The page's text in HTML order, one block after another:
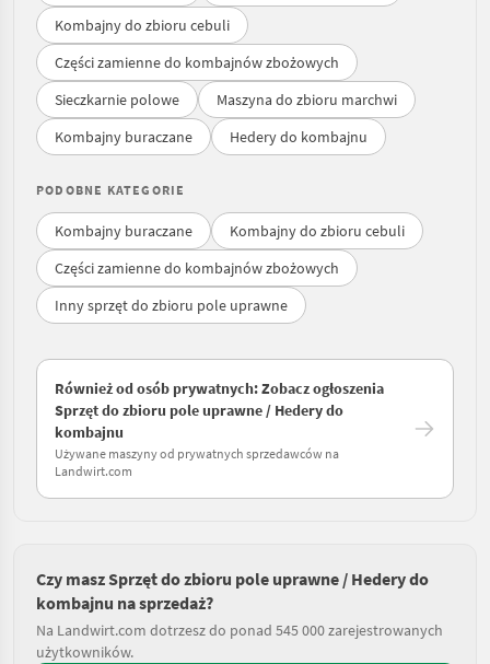
Kombajny do zbioru cebuli
Części zamienne do kombajnów zbożowych
Sieczkarnie polowe
Maszyna do zbioru marchwi
Kombajny buraczane
Hedery do kombajnu
PODOBNE KATEGORIE
Kombajny buraczane
Kombajny do zbioru cebuli
Części zamienne do kombajnów zbożowych
Inny sprzęt do zbioru pole uprawne
Również od osób prywatnych: Zobacz ogłoszenia
Sprzęt do zbioru pole uprawne / Hedery do
kombajnu
Używane maszyny od prywatnych sprzedawców na
Landwirt.com
Czy masz Sprzęt do zbioru pole uprawne / Hedery do
kombajnu na sprzedaż?
Na Landwirt.com dotrzesz do ponad 545 000 zarejestrowanych
użytkowników.